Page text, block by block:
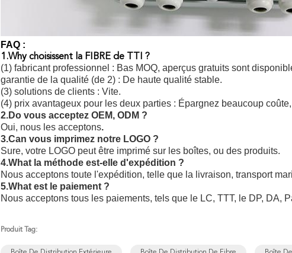
FAQ :
1.Why choisissent la FIBRE de TTI ?
(1) fabricant professionnel : Bas MOQ, aperçus gratuits sont
garantie de la qualité (de 2) : De haute qualité stable.
(3) solutions de clients : Vite.
(4) prix avantageux pour les deux parties : Épargnez beaucoup
2.Do vous acceptez OEM, ODM ?
Oui, nous les acceptons.
3.Can vous imprimez notre LOGO ?
Sure, votre LOGO peut être imprimé sur les boîtes, ou des produits.
4.What la méthode est-elle d'expédition ?
Nous acceptons toute l'expédition, telle que la livraison, transport
5.What est le paiement ?
Nous acceptons tous les paiements, tels que le LC, TTT, le DP, DA,
Produit Tag: